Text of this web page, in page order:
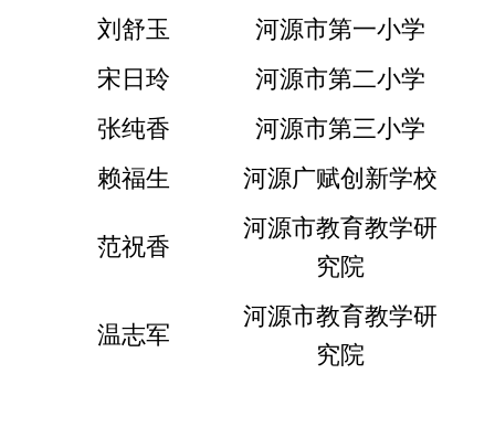
刘舒玉
河源市第一小学
宋日玲
河源市第二小学
张纯香
河源市第三小学
赖福生
河源广赋创新学校
范祝香
河源市教育教学研
究院
温志军
河源市教育教学研
究院